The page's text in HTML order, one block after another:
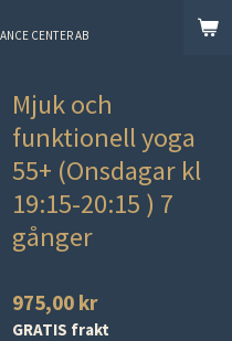
CENTER AB
Mjuk och
funktionell yoga
55+ (Onsdagar kl
19:15-20:15 ) 7
gånger
975,00 kr
GRATIS frakt